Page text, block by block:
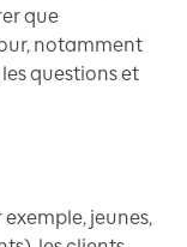
que
notamment
questions et
jeunes,